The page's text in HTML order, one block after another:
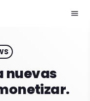
menu
nuevas